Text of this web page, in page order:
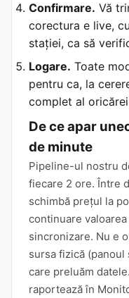
Confirmare. Vă
corectura e live,
stației, ca să
Logare. Toate
pentru ca, la
complet al
De ce apar
de minute
Pipeline-ul nostru
fiecare 2 ore. Între
schimbă prețul la
continuare
sincronizare. Nu e
sursa fizică
care preluăm
raportează în